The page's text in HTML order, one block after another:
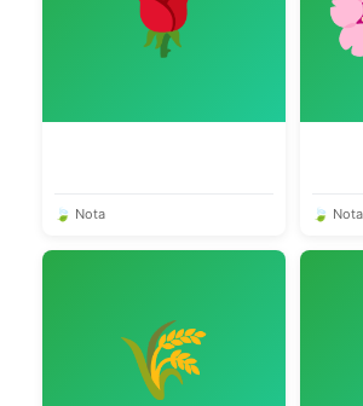
🍃 Nota 🍃 Nota
🌾